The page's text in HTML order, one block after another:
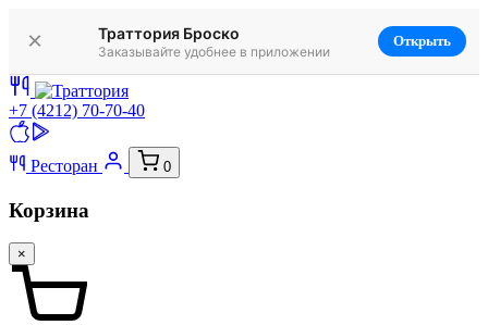
× Траттория Броско
Заказывайте удобнее в приложении
Открыть
+7 (4212) 70-70-40
Ресторан 0
Корзина
×